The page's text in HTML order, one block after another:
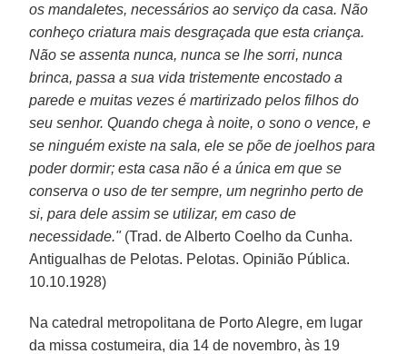
os mandaletes, necessários ao serviço da casa. Não
conheço criatura mais desgraçada que esta criança.
Não se assenta nunca, nunca se lhe sorri, nunca
brinca, passa a sua vida tristemente encostado a
parede e muitas vezes é martirizado pelos filhos do
seu senhor. Quando chega à noite, o sono o vence, e
se ninguém existe na sala, ele se põe de joelhos para
poder dormir; esta casa não é a única em que se
conserva o uso de ter sempre, um negrinho perto de
si, para dele assim se utilizar, em caso de
necessidade."(Trad. de Alberto Coelho da Cunha.
Antigualhas de Pelotas. Pelotas. Opinião Pública.
10.10.1928)
Na catedral metropolitana de Porto Alegre, em lugar
da missa costumeira, dia 14 de novembro, às 19